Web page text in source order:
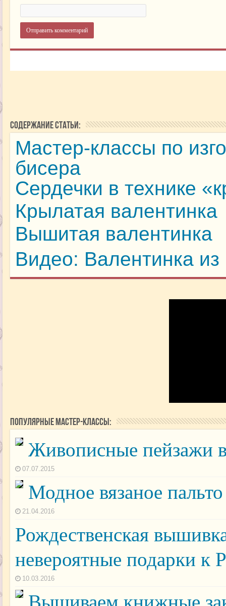
Содержание статьи:
Мастер-классы по
бисера
Сердечки в технике
Крылатая валентинка
Вышитая валентинка
Видео: Валентинка
Популярные мастер-классы:
Живописные пейзажи
07.07.2015
Модное вязаное
21.04.2016
Рождественская
невероятные подарки к
10.03.2016